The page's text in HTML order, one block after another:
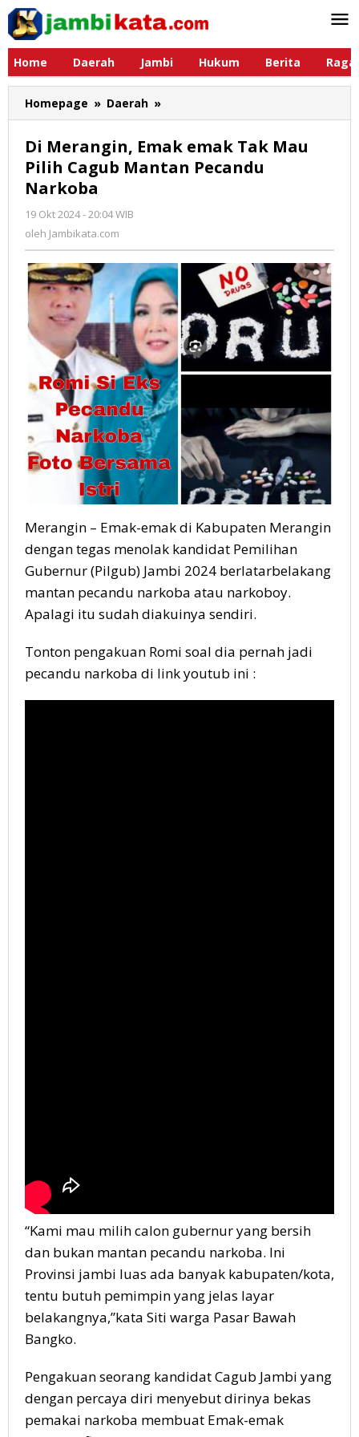
Lewati
konten
Home
Daerah Jambi Hukum Berita
Homepage » Daerah »
Merangin,
Emak
emak
Tak
Pecandu
Narkoba
Di Merangin, Emak emak Tak Mau
Pilih Cagub Mantan Pecandu
Narkoba
19 Okt 2024 - 20:04 WIB
oleh Jambikata.com
Merangin – Emak-emak di Kabupaten Merangin
dengan tegas menolak kandidat Pemilihan
Gubernur (Pilgub) Jambi 2024 berlatarbelakang
mantan pecandu narkoba atau narkoboy.
Apalagi itu sudah diakuinya sendiri.
Tonton pengakuan Romi soal dia pernah jadi
pecandu narkoba di link youtub ini :
“Kami mau milih calon gubernur yang bersih
dan bukan mantan pecandu narkoba. Ini
Provinsi jambi luas ada banyak kabupaten/kota,
tentu butuh pemimpin yang jelas layar
belakangnya,”kata Siti warga Pasar Bawah
Bangko.
Pengakuan seorang kandidat Cagub Jambi yang
dengan percaya diri menyebut dirinya bekas
pemakai narkoba membuat Emak-emak